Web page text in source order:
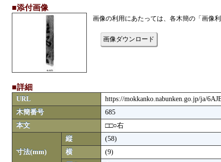
■添付画像
画像の利用にあたっては、各木簡の「画像
画像ダウンロード
■詳細
URL
https://mokkanko.nabunken.go.jp/ja/
木簡番号
685
本文
□□○右
寸法(mm)
縦
(58)
横
(9)